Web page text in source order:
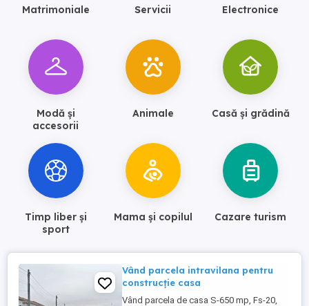
Matrimoniale Servicii Electronice
Modă și
accesorii
Animale Casă și grădină
Timp liber și
sport
Mama și copilul Cazare turism
Vând parcela intravilana pentru
construcție casa
Vând parcela de casa S-650 mp, Fs-20,